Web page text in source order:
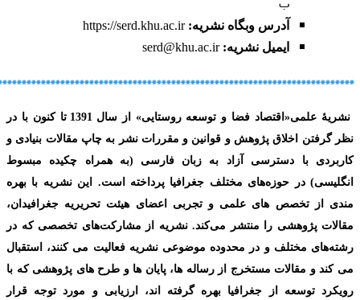
آدرس وبگاه نشریه:
https://serd.khu.ac.ir
ایمیل نشریه:serd@khu.ac.ir
نشریۀ علمی«اقتصاد فضا و توسعه روستایی» از سال 1391 تا کنون با در
نظر گرفتن اخلاق پژوهش و قوانین و مقررات نشر به چاپ مقالات بنیادی و
کاربردی با دسترسی آزاد به زبان فارسی
(به همراه چکیده مبسوط
انگلیسی) در حوزه‌های مختلف جغرافیا پرداخته است. این نشریه با بهره
مندی از تخصص های علمی و تجربی اعضای هیئت تحریریه جغرافیدان،
مقالات پژوهشی را منتشر می‌کند. نشریه از مشارکت‌های تخصصی که در
رشته‌های مختلف و در محدوده موضوعی نشریه فعالیت می کنند، استقبال
می کند و مقالات مستخرج از رساله ها، پایان ها و طرح های پژوهشی که با
رویکرد توسعه از جغرافیا بهره گرفته اند، ارزیابی و مورد توجه قرار